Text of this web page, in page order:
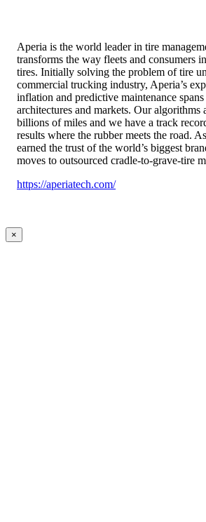
Aperia is the world leader in tire
transforms the way fleets and consumers
tires. Initially solving the problem of tire
commercial trucking industry, Aperia’s
inflation and predictive maintenance
architectures and markets. Our algorithms
billions of miles and we have a track
results where the rubber meets the road.
earned the trust of the world’s biggest
moves to outsourced cradle-to-grave-tire
https://aperiatech.com/
×